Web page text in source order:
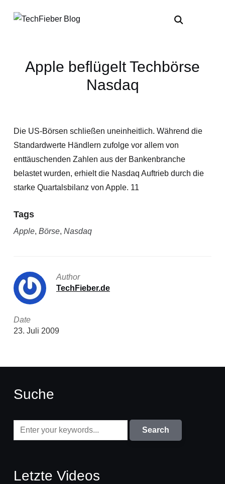
Apple beflügelt Techbörse
Nasdaq
Die US-Börsen schließen uneinheitlich. Während die
Standardwerte Händlern zufolge vor allem von
enttäuschenden Zahlen aus der Bankenbranche
belastet wurden, erhielt die Nasdaq Auftrieb durch die
starke Quartalsbilanz von Apple. 11
Tags
Apple, Börse, Nasdaq
Author
TechFieber.de
Date
23. Juli 2009
Suche
Letzte Videos